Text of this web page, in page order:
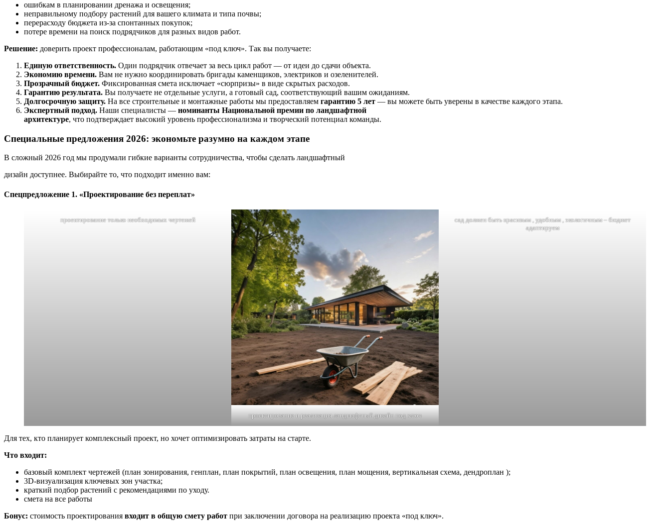
ошибкам в планировании дренажа и освещения;
неправильному подбору растений для вашего климата и типа почвы;
перерасходу бюджета из‑за спонтанных покупок;
потере времени на поиск подрядчиков для разных видов работ.
Решение: доверить проект профессионалам, работающим «под ключ». Так вы получаете:
Единую ответственность. Один подрядчик отвечает за весь цикл работ — от идеи до сдачи объекта.
Экономию времени. Вам не нужно координировать бригады каменщиков, электриков и озеленителей.
Прозрачный бюджет. Фиксированная смета исключает «сюрпризы» в виде скрытых расходов.
Гарантию результата. Вы получаете не отдельные услуги, а готовый сад, соответствующий вашим ожиданиям.
Долгосрочную защиту. На все строительные и монтажные работы мы предоставляем гарантию 5 лет — вы можете быть уверены в качестве каждого этапа.
Экспертный подход. Наши специалисты — номинанты Национальной премии по ландшафтной
архитектуре, что подтверждает высокий уровень профессионализма и творческий потенциал команды.
Специальные предложения 2026: экономьте разумно на каждом этапе
В сложный 2026 год мы продумали гибкие варианты сотрудничества, чтобы сделать ландшафтный
дизайн доступнее. Выбирайте то, что подходит именно вам:
Спецпредложение 1. «Проектирование без переплат»
проектирование только необходимых чертежей
проектирование и реализация ландшафтный дизайн под ключ
сад должен быть красивым , удобным , экологичным – бюджет
адаптируем
Для тех, кто планирует комплексный проект, но хочет оптимизировать затраты на старте.
Что входит:
базовый комплект чертежей (план зонирования, генплан, план покрытий, план освещения, план мощения, вертикальная схема, дендроплан );
3D‑визуализация ключевых зон участка;
краткий подбор растений с рекомендациями по уходу.
смета на все работы
Бонус: стоимость проектирования входит в общую смету работ при заключении договора на реализацию проекта «под ключ».